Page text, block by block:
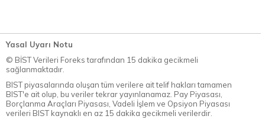
Yasal Uyarı Notu
© BİST Verileri Foreks tarafından 15 dakika gecikmeli
sağlanmaktadır.
BIST piyasalarında oluşan tüm verilere ait telif hakları tamamen
BIST'e ait olup, bu veriler tekrar yayınlanamaz. Pay Piyasası,
Borçlanma Araçları Piyasası, Vadeli İşlem ve Opsiyon Piyasası
verileri BIST kaynaklı en az 15 dakika gecikmeli verilerdir.